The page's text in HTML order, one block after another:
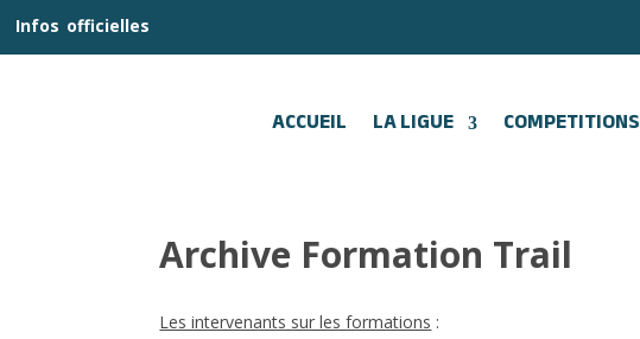
Infos officielles
ACCUEIL LA LIGUE COMPETITIONS
Archive Formation Trail
Les intervenants sur les formations :